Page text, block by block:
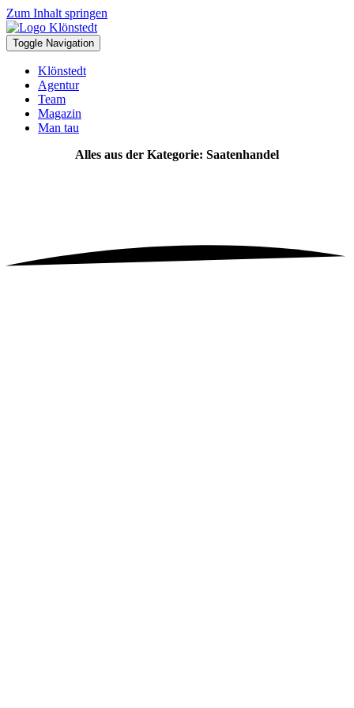
Zum Inhalt springen
Toggle Navigation
Klönstedt
Agentur
Team
Magazin
Man tau
Alles aus der Kategorie: Saatenhandel